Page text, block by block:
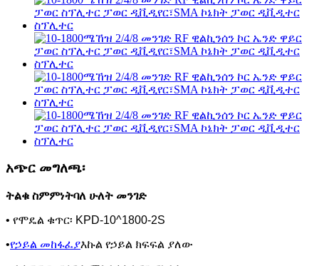
አጭር መግለጫ፡
ትልቁ ስምምነትባለ ሁለት መንገድ
• የሞዴል ቁጥር፡ KPD-10^1800-2S
•የኃይል መከፋፈያእኩል የኃይል ክፍፍል ያለው